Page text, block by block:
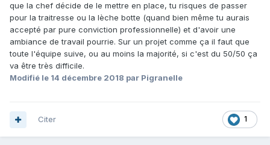
que la chef décide de le mettre en place, tu risques de passer
pour la traitresse ou la lèche botte (quand bien même tu aurais
accepté par pure conviction professionnelle) et d'avoir une
ambiance de travail pourrie. Sur un projet comme ça il faut que
toute l'équipe suive, ou au moins la majorité, si c'est du 50/50 ça
va être très difficile.
Modifié le 14 décembre 2018 par Pigranelle
1
Citer